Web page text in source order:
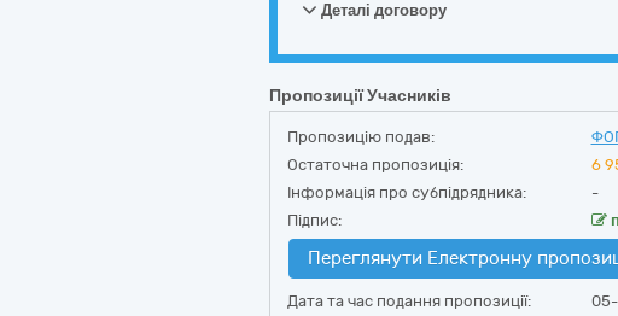
Деталі договору
Пропозиції Учасників
Пропозицію подав:
Остаточна пропозиція:
6
Інформація про субпідрядника:
-
Підпис:
Переглянути Електронну
Дата та час подання пропозиції: